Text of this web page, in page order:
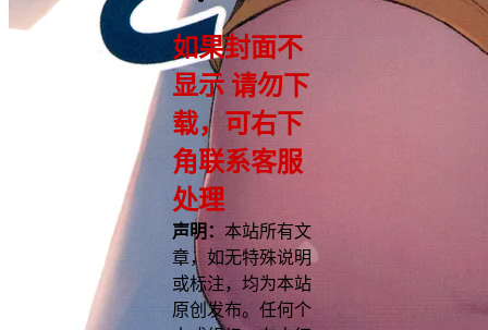
如果封面不
显示 请勿下
载，可右下
角联系客服
处理
声明： 本站所有文
章，如无特殊说明
或标注，均为本站
原创发布。任何个